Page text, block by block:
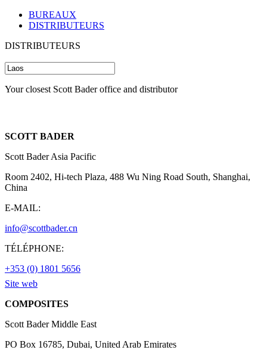
BUREAUX
DISTRIBUTEURS
DISTRIBUTEURS
Your closest Scott Bader office and distributor
SCOTT BADER
Scott Bader Asia Pacific
Room 2402, Hi-tech Plaza, 488 Wu Ning Road South, Shanghai,
China
E-MAIL:
info@scottbader.cn
TÉLÉPHONE:
+353 (0) 1801 5656
Site web
COMPOSITES
Scott Bader Middle East
PO Box 16785, Dubai, United Arab Emirates